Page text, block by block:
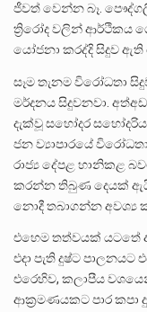
ජීවත් වෙන්න බෑ.
ත්‍රිරෝද වලින් ආර්ථිකය
යෝජනා කරද්දි සිදුව ඇති
සෑම තැනම විරෝධතා
මර්දනය සිදුවනවා.
දැක්වූ සහෝදර
ජන ව්‍යාපාරයේ
රාජ්‍ය දේපළ හානිකළ
කරන්න තිබුණ දෙයක් ඇයි
නොදී තබාගන්න අවශ්‍ය
එහෙම තත්වයක් යටතේ
එදා පැති දුෂ්ට
එරෙහිව, කලාපීය
ආක්‍රමණයකට පාර කපා